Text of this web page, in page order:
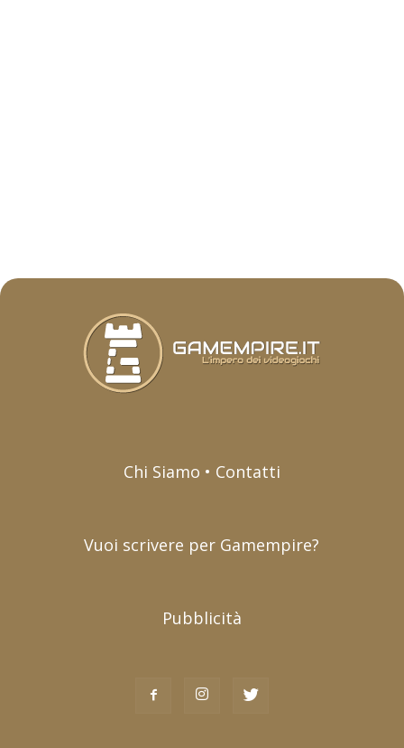
Chi Siamo • Contatti
Vuoi scrivere per Gamempire?
Pubblicità